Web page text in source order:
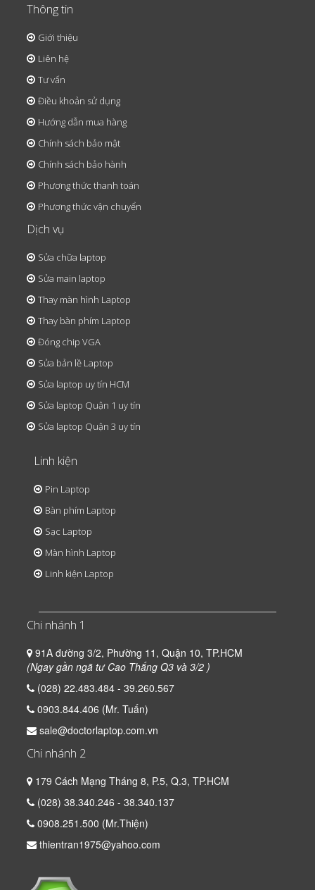
Thông tin
Giới thiệu
Liên hệ
Tư vấn
Điều khoản sử dụng
Hướng dẫn mua hàng
Chính sách bảo mật
Chính sách bảo hành
Phương thức thanh toán
Phương thức vận chuyển
Dịch vụ
Sửa chữa laptop
Sửa main laptop
Thay màn hình Laptop
Thay bàn phím Laptop
Đóng chip VGA
Sửa bản lề Laptop
Sửa laptop uy tín HCM
Sửa laptop Quận 1 uy tín
Sửa laptop Quận 3 uy tín
Linh kiện
Pin Laptop
Bàn phím Laptop
Sạc Laptop
Màn hình Laptop
Linh kiện Laptop
Chi nhánh 1
91A đường 3/2, Phường 11, Quận 10, TP.HCM
(Ngay gần ngã tư Cao Thắng Q3 và 3/2 )
(028) 22.483.484 - 39.260.567
0903.844.406 (Mr. Tuấn)
sale@doctorlaptop.com.vn
Chi nhánh 2
179 Cách Mạng Tháng 8, P.5, Q.3, TP.HCM
(028) 38.340.246 - 38.340.137
0908.251.500 (Mr.Thiện)
thientran1975@yahoo.com